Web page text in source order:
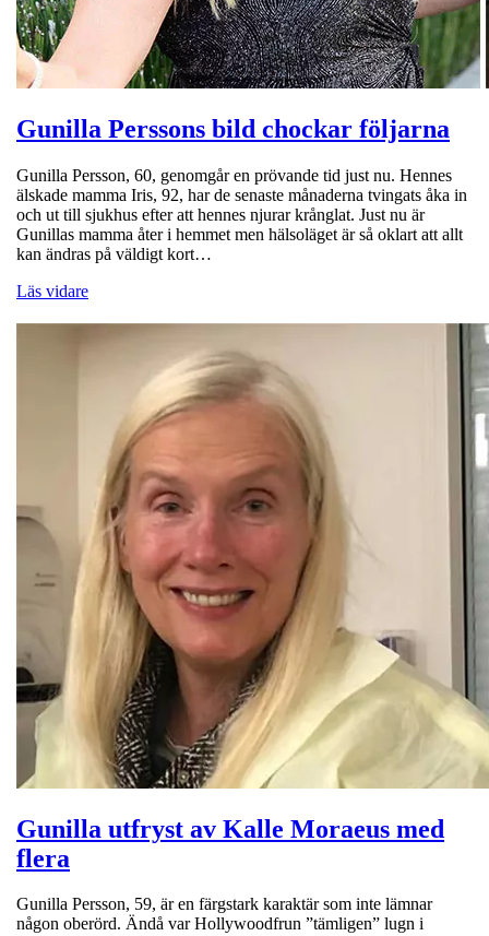
Gunilla Perssons bild chockar följarna
Gunilla Persson, 60, genomgår en prövande tid just nu. Hennes
älskade mamma Iris, 92, har de senaste månaderna tvingats åka in
och ut till sjukhus efter att hennes njurar krånglat. Just nu är
Gunillas mamma åter i hemmet men hälsoläget är så oklart att allt
kan ändras på väldigt kort…
Läs vidare
Gunilla utfryst av Kalle Moraeus med
flera
Gunilla Persson, 59, är en färgstark karaktär som inte lämnar
någon oberörd. Ändå var Hollywoodfrun ”tämligen” lugn i